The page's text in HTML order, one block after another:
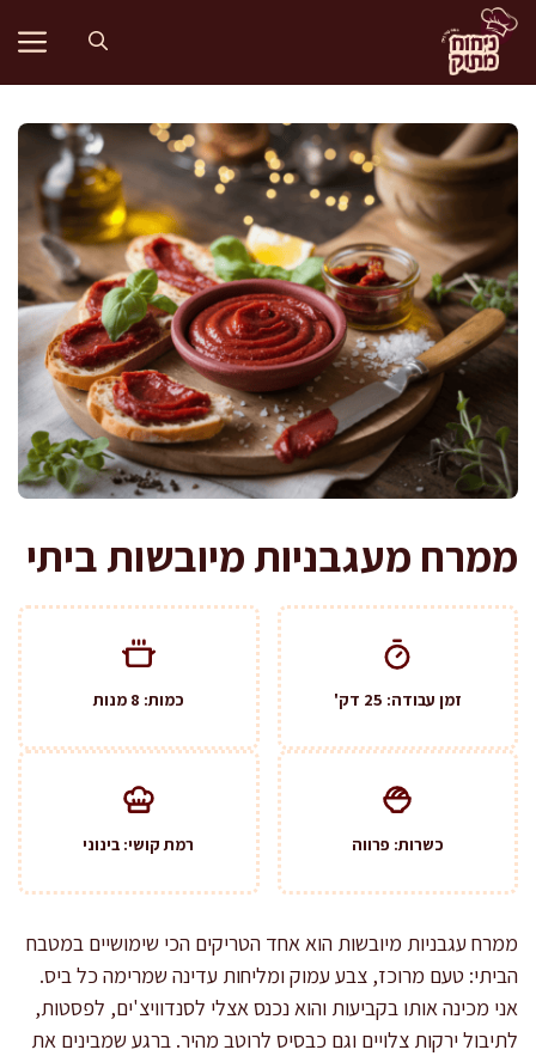
לדלג
לתוכן
ממרח מעגבניות מיובשות ביתי
זמן עבודה: 25 דק' כמות: 8 מנות
כשרות: פרווה רמת קושי: בינוני
ממרח עגבניות מיובשות הוא אחד הטריקים הכי שימושיים במטבח
הביתי: טעם מרוכז, צבע עמוק ומליחות עדינה שמרימה כל ביס.
אני מכינה אותו בקביעות והוא נכנס אצלי לסנדוויצ'ים, לפסטות,
לתיבול ירקות צלויים וגם כבסיס לרוטב מהיר. ברגע שמבינים את